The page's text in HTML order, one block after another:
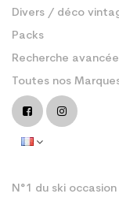
Divers / déco
Packs
Recherche avancée
Toutes nos
N°1 du ski